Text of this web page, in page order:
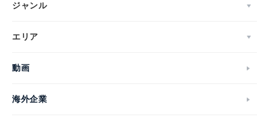
ジャンル
エリア
動画
海外企業